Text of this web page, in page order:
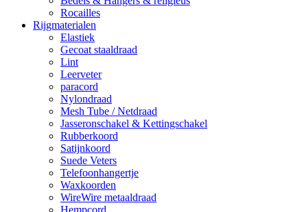
Rocailles
Rijgmaterialen
Elastiek
Gecoat staaldraad
Lint
Leerveter
paracord
Nylondraad
Mesh Tube / Netdraad
Jasseronschakel & Kettingschakel
Rubberkoord
Satijnkoord
Suede Veters
Telefoonhangertje
Waxkoorden
WireWire metaaldraad
Hempcord